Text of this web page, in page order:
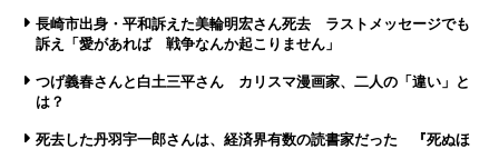
長崎市出身・平和訴えた美輪明宏さん死去 ラストメッセージでも
訴え「愛があれば 戦争なんか起こりません」
つげ義春さんと白土三平さん カリスマ漫画家、二人の「違い」と
は？
死去した丹羽宇一郎さんは、経済界有数の読書家だった 『死ぬほ